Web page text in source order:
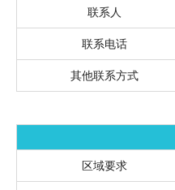
联系人
联系电话
其他联系方式
区域要求